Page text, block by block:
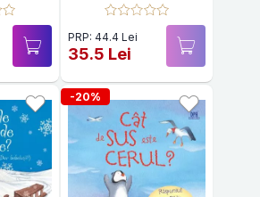
PRP: 44.4 Lei
35.5 Lei
-20%